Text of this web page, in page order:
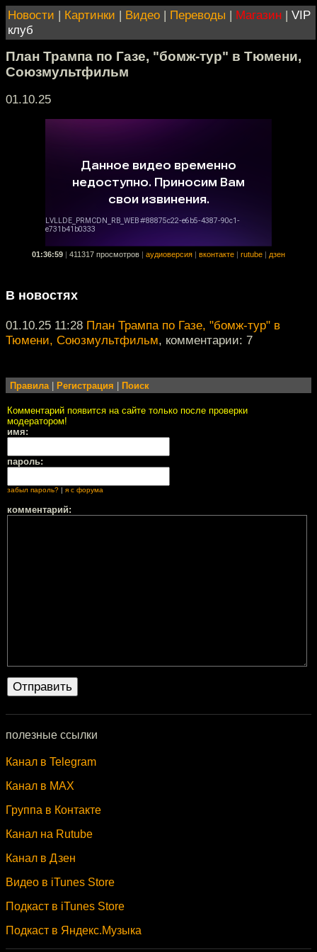
Новости | Картинки | Видео | Переводы | Магазин | VIP
клуб
План Трампа по Газе, "бомж-тур" в Тюмени,
Союзмультфильм
01.10.25
01:36:59 411317 просмотров аудиоверсия вконтакте rutube дзен
В новостях
01.10.25 11:28 План Трампа по Газе, "бомж-тур" в
Тюмени, Союзмультфильм, комментарии: 7
Правила| Регистрация Поиск
Комментарий появится на сайте только после проверки
модератором!
имя:
пароль:
забыл пароль? я с форума
комментарий:
полезные ссылки
Канал в Telegram
Канал в MAX
Группа в Контакте
Канал на Rutube
Канал в Дзен
Видео в iTunes Store
Подкаст в iTunes Store
Подкаст в Яндекс.Музыка